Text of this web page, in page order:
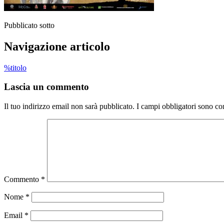
Pubblicato sotto
Navigazione articolo
%titolo
Lascia un commento
Il tuo indirizzo email non sarà pubblicato. I campi obbligatori sono
Commento *
Nome *
Email *